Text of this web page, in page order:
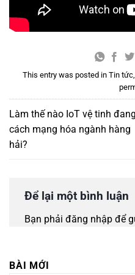
This entry was posted in Tin tức,
Làm thế nào IoT vệ tinh đang
cách mạng hóa ngành hàng
hải?
Để lại một bình luận
Bạn phải đăng nhập để
BÀI MỚI